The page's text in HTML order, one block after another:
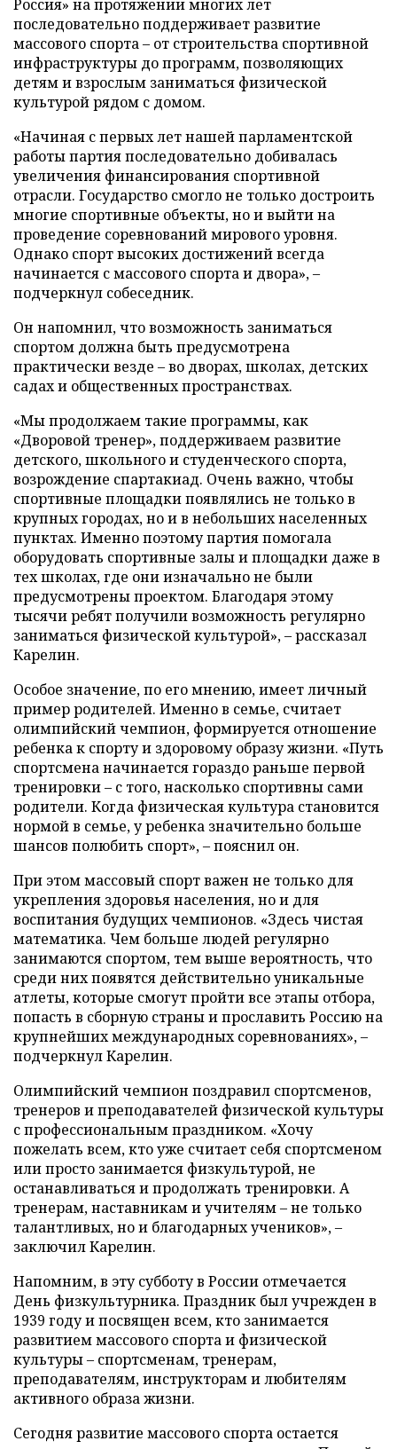
Россия» на протяжении многих лет
последовательно поддерживает развитие
массового спорта – от строительства спортивной
инфраструктуры до программ, позволяющих
детям и взрослым заниматься физической
культурой рядом с домом.
«Начиная с первых лет нашей парламентской
работы партия последовательно добивалась
увеличения финансирования спортивной
отрасли. Государство смогло не только достроить
многие спортивные объекты, но и выйти на
проведение соревнований мирового уровня.
Однако спорт высоких достижений всегда
начинается с массового спорта и двора», –
подчеркнул собеседник.
Он напомнил, что возможность заниматься
спортом должна быть предусмотрена
практически везде – во дворах, школах, детских
садах и общественных пространствах.
«Мы продолжаем такие программы, как
«Дворовой тренер», поддерживаем развитие
детского, школьного и студенческого спорта,
возрождение спартакиад. Очень важно, чтобы
спортивные площадки появлялись не только в
крупных городах, но и в небольших населенных
пунктах. Именно поэтому партия помогала
оборудовать спортивные залы и площадки даже в
тех школах, где они изначально не были
предусмотрены проектом. Благодаря этому
тысячи ребят получили возможность регулярно
заниматься физической культурой», – рассказал
Карелин.
Особое значение, по его мнению, имеет личный
пример родителей. Именно в семье, считает
олимпийский чемпион, формируется отношение
ребенка к спорту и здоровому образу жизни. «Путь
спортсмена начинается гораздо раньше первой
тренировки – с того, насколько спортивны сами
родители. Когда физическая культура становится
нормой в семье, у ребенка значительно больше
шансов полюбить спорт», – пояснил он.
При этом массовый спорт важен не только для
укрепления здоровья населения, но и для
воспитания будущих чемпионов. «Здесь чистая
математика. Чем больше людей регулярно
занимаются спортом, тем выше вероятность, что
среди них появятся действительно уникальные
атлеты, которые смогут пройти все этапы отбора,
попасть в сборную страны и прославить Россию на
крупнейших международных соревнованиях», –
подчеркнул Карелин.
Олимпийский чемпион поздравил спортсменов,
тренеров и преподавателей физической культуры
с профессиональным праздником. «Хочу
пожелать всем, кто уже считает себя спортсменом
или просто занимается физкультурой, не
останавливаться и продолжать тренировки. А
тренерам, наставникам и учителям – не только
талантливых, но и благодарных учеников», –
заключил Карелин.
Напомним, в эту субботу в России отмечается
День физкультурника. Праздник был учрежден в
1939 году и посвящен всем, кто занимается
развитием массового спорта и физической
культуры – спортсменам, тренерам,
преподавателям, инструкторам и любителям
активного образа жизни.
Сегодня развитие массового спорта остается